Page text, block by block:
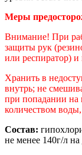
Меры
Внимание! При
защиты рук
или респиратор) и
Хранить в
внутрь; не
при попадании на
количеством
Состав:
не менее 140г/л на